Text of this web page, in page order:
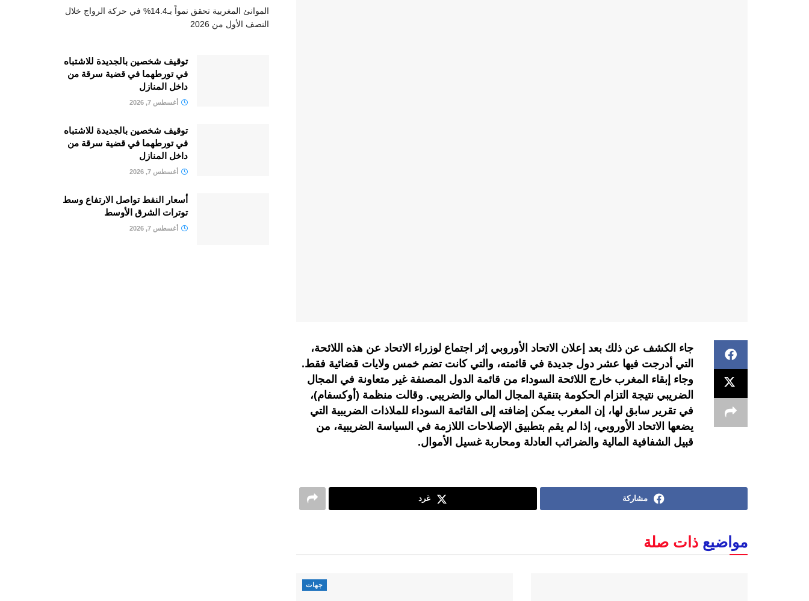
جاء الكشف عن ذلك بعد إعلان الاتحاد الأوروبي إثر اجتماع لوزراء الاتحاد عن هذه اللائحة،
التي أدرجت فيها عشر دول جديدة في قائمته، والتي كانت تضم خمس ولايات قضائية فقط.
وجاء إبقاء المغرب خارج اللائحة السوداء من قائمة الدول المصنفة غير متعاونة في المجال
الضريبي نتيجة التزام الحكومة بتنقية المجال المالي والضريبي. وقالت منظمة (أوكسفام)،
في تقرير سابق لها، إن المغرب يمكن إضافته إلى القائمة السوداء للملاذات الضريبية التي
يضعها الاتحاد الأوروبي، إذا لم يقم بتطبيق الإصلاحات اللازمة في السياسة الضريبية، من
قبيل الشفافية المالية والضرائب العادلة ومحاربة غسيل الأموال.
مشاركة غرد
مواضيع ذات صلة
جهات
الموانئ المغربية تحقق نمواً بـ14.4% في حركة الرواج خلال
النصف الأول من 2026
توقيف شخصين بالجديدة للاشتباه
في تورطهما في قضية سرقة من
داخل المنازل
أغسطس 7, 2026
توقيف شخصين بالجديدة للاشتباه
في تورطهما في قضية سرقة من
داخل المنازل
أغسطس 7, 2026
أسعار النفط تواصل الارتفاع وسط
توترات الشرق الأوسط
أغسطس 7, 2026